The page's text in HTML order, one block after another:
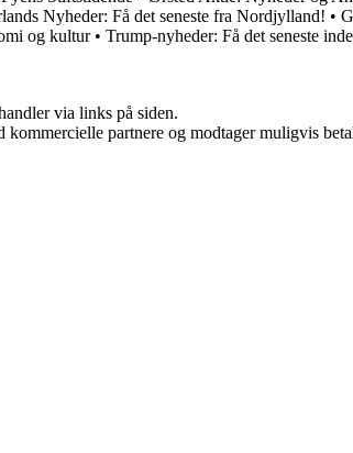
Nyheder: Få det seneste fra Nordjylland! •
og kultur• Trump-nyheder: Få det seneste
via links på siden.
partnere og modtager muligvis